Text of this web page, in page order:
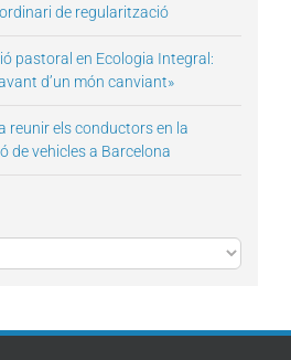
de regularització
pastoral en Ecologia Integral:
d’un món canviant»
reunir els conductors en la
de vehicles a Barcelona